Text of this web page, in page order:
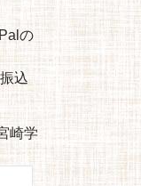
の
込
崎学